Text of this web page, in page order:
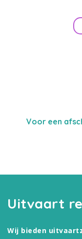
Voor een
Uitvaart
Wij bieden